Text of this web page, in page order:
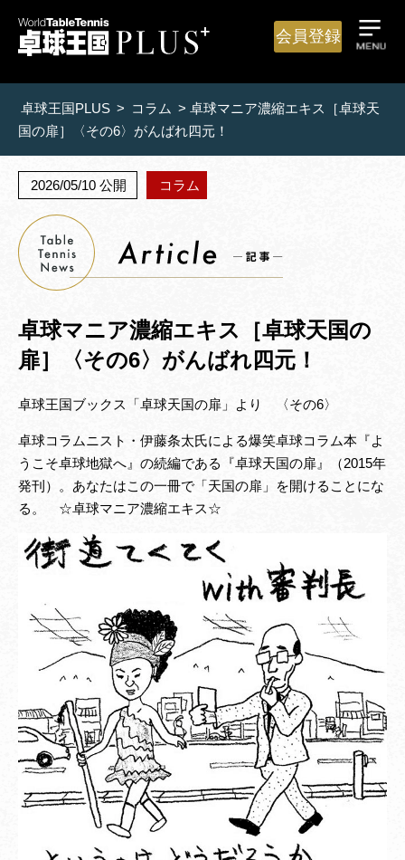
会員登録
卓球王国PLUS > コラム > 卓球マニア濃縮エキス［卓球天
国の扉］〈その6〉がんばれ四元！
2026/05/10 公開 コラム
卓球マニア濃縮エキス［卓球天国の
扉］〈その6〉がんばれ四元！
卓球王国ブックス「卓球天国の扉」より 〈その6〉
卓球コラムニスト・伊藤条太氏による爆笑卓球コラム本『よ
うこそ卓球地獄へ』の続編である『卓球天国の扉』（2015年
発刊）。あなたはこの一冊で「天国の扉」を開けることにな
る。 ☆卓球マニア濃縮エキス☆